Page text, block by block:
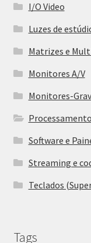
I/O Video
Luzes de
Matrizes e
Monitores A/V
Monitores-
Software e
Streaming e
Teclados
Tags